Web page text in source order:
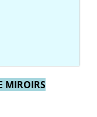
MIROIRS